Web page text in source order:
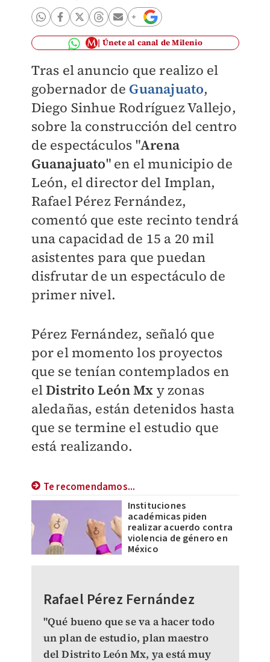
Únete al canal de Milenio
Tras el anuncio que realizo el
gobernador de Guanajuato,
Diego Sinhue Rodríguez Vallejo,
sobre la construcción del centro
de espectáculos "Arena
Guanajuato" en el municipio de
León, el director del Implan,
Rafael Pérez Fernández,
comentó que este recinto tendrá
una capacidad de 15 a 20 mil
asistentes para que puedan
disfrutar de un espectáculo de
primer nivel.
Pérez Fernández, señaló que
por el momento los proyectos
que se tenían contemplados en
elDistrito León Mx y zonas
aledañas, están detenidos hasta
que se termine el estudio que
está realizando.
Te recomendamos...
Instituciones
académicas piden
realizar acuerdo contra
violencia de género en
México
Rafael Pérez Fernández
"Qué bueno que se va a hacer todo
un plan de estudio, plan maestro
del Distrito León Mx, ya está muy